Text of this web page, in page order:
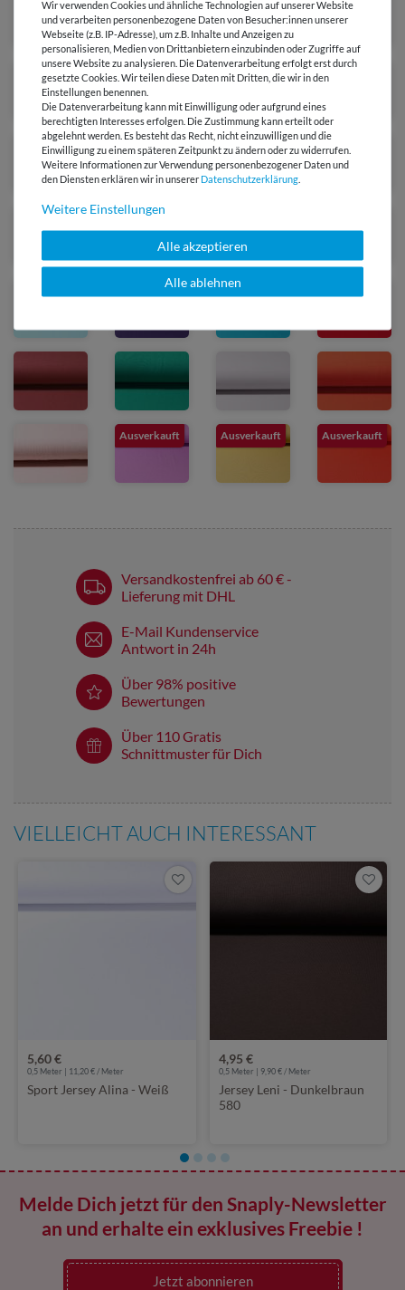
Ausverkauft Ausverkauft Ausverkauft
Versandkostenfrei ab 60 € -
Lieferung mit DHL
E-Mail Kundenservice
Antwort in 24h
Über 98% positive
Bewertungen
Über 110 Gratis
Schnittmuster für Dich
VIELLEICHT AUCH INTERESSANT
5,60 €
0,5 Meter | 11,20 € / Meter
Sport Jersey Alina - Weiß
4,95 €
0,5 Meter | 9,90 € / Meter
Jersey Leni - Dunkelbraun
580
Melde Dich jetzt für den Snaply-Newsletter
an und erhalte ein exklusives Freebie !
Jetzt abonnieren
Wir verwenden Cookies und ähnliche Technologien auf unserer Website
und verarbeiten personenbezogene Daten von Besucher:innen unserer
Webseite (z.B. IP-Adresse), um z.B. Inhalte und Anzeigen zu
personalisieren, Medien von Drittanbietern einzubinden oder Zugriffe auf
unsere Website zu analysieren. Die Datenverarbeitung erfolgt erst durch
gesetzte Cookies. Wir teilen diese Daten mit Dritten, die wir in den
Einstellungen benennen.
Die Datenverarbeitung kann mit Einwilligung oder aufgrund eines
berechtigten Interesses erfolgen. Die Zustimmung kann erteilt oder
abgelehnt werden. Es besteht das Recht, nicht einzuwilligen und die
Einwilligung zu einem späteren Zeitpunkt zu ändern oder zu widerrufen.
Weitere Informationen zur Verwendung personenbezogener Daten und
den Diensten erklären wir in unserer Daten­schutz­erklärung
Weitere Einstellungen
Alle akzeptieren
Alle ablehnen